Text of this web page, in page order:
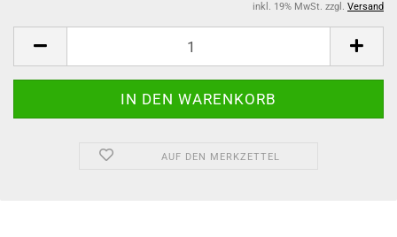
inkl. 19% MwSt. zzgl. Versand
AUF DEN MERKZETTEL